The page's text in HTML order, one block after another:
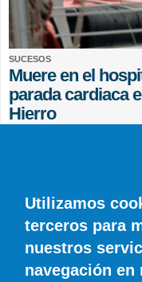
SUCESOS
Muere en el
parada cardiaca
Hierro
Utilizamos
terceros para
nuestros
navegación